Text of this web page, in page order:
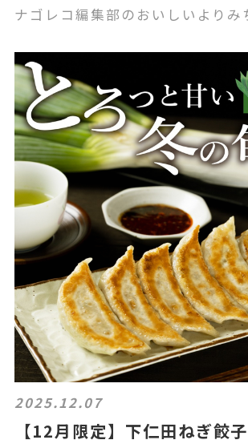
ナゴレコ編集部のおいしいよりみ
2025.12.07
【12月限定】下仁田ねぎ餃